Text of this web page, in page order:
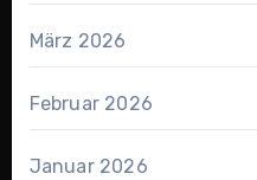
März 2026
Februar 2026
Januar 2026